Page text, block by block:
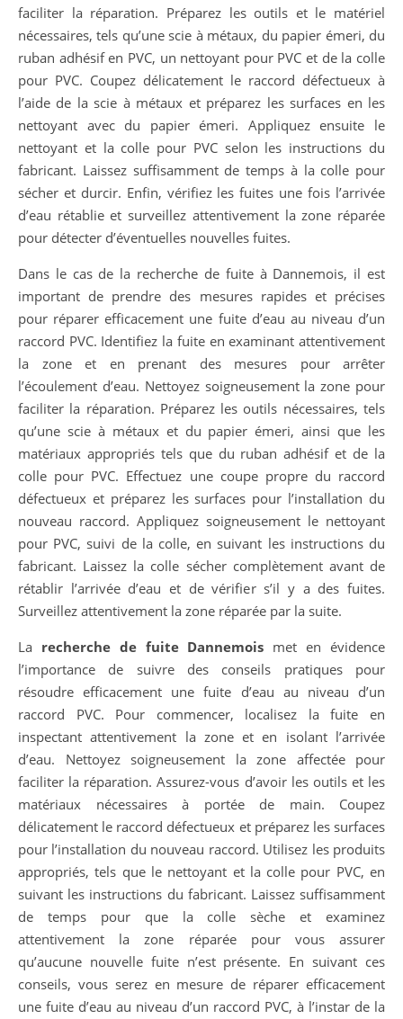
faciliter la réparation. Préparez les outils et le matériel
nécessaires, tels qu’une scie à métaux, du papier émeri, du
ruban adhésif en PVC, un nettoyant pour PVC et de la colle
pour PVC. Coupez délicatement le raccord défectueux à
l’aide de la scie à métaux et préparez les surfaces en les
nettoyant avec du papier émeri. Appliquez ensuite le
nettoyant et la colle pour PVC selon les instructions du
fabricant. Laissez suffisamment de temps à la colle pour
sécher et durcir. Enfin, vérifiez les fuites une fois l’arrivée
d’eau rétablie et surveillez attentivement la zone réparée
pour détecter d’éventuelles nouvelles fuites.
Dans le cas de la recherche de fuite à Dannemois, il est
important de prendre des mesures rapides et précises
pour réparer efficacement une fuite d’eau au niveau d’un
raccord PVC. Identifiez la fuite en examinant attentivement
la zone et en prenant des mesures pour arrêter
l’écoulement d’eau. Nettoyez soigneusement la zone pour
faciliter la réparation. Préparez les outils nécessaires, tels
qu’une scie à métaux et du papier émeri, ainsi que les
matériaux appropriés tels que du ruban adhésif et de la
colle pour PVC. Effectuez une coupe propre du raccord
défectueux et préparez les surfaces pour l’installation du
nouveau raccord. Appliquez soigneusement le nettoyant
pour PVC, suivi de la colle, en suivant les instructions du
fabricant. Laissez la colle sécher complètement avant de
rétablir l’arrivée d’eau et de vérifier s’il y a des fuites.
Surveillez attentivement la zone réparée par la suite.
La recherche de fuite Dannemois met en évidence
l’importance de suivre des conseils pratiques pour
résoudre efficacement une fuite d’eau au niveau d’un
raccord PVC. Pour commencer, localisez la fuite en
inspectant attentivement la zone et en isolant l’arrivée
d’eau. Nettoyez soigneusement la zone affectée pour
faciliter la réparation. Assurez-vous d’avoir les outils et les
matériaux nécessaires à portée de main. Coupez
délicatement le raccord défectueux et préparez les surfaces
pour l’installation du nouveau raccord. Utilisez les produits
appropriés, tels que le nettoyant et la colle pour PVC, en
suivant les instructions du fabricant. Laissez suffisamment
de temps pour que la colle sèche et examinez
attentivement la zone réparée pour vous assurer
qu’aucune nouvelle fuite n’est présente. En suivant ces
conseils, vous serez en mesure de réparer efficacement
une fuite d’eau au niveau d’un raccord PVC, à l’instar de la